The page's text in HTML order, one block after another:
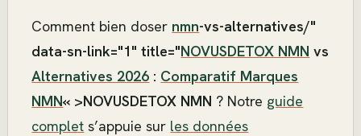
Comment bien doser nmn-vs-alternatives/"
data-sn-link="1" title="NOVUSDETOX NMN vs
Alternatives 2026 : Comparatif Marques
NMN« >NOVUSDETOX NMN ? Notre guide
complet s’appuie sur les données